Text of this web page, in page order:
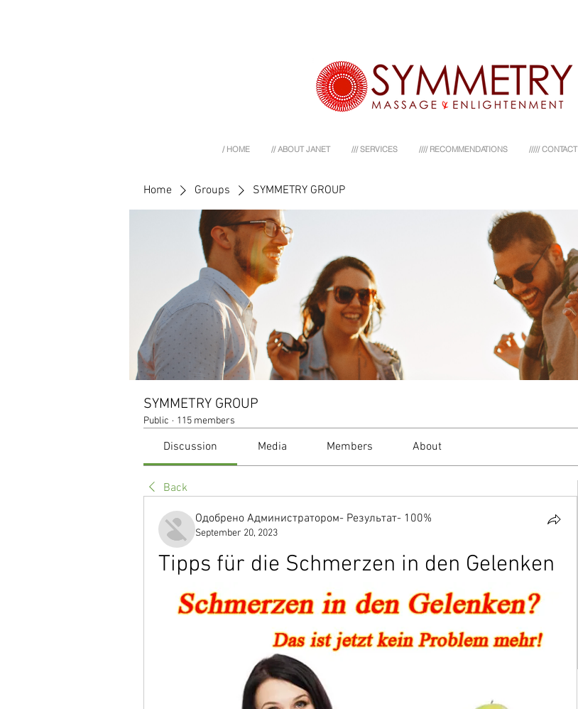
/ HOME // ABOUT JANET /// SERVICES //// RECOMMENDATIONS ///// CONTACT
Home Groups SYMMETRY GROUP
SYMMETRY GROUP
Public · 115 members
Discussion Media Members About
Back
Одобрено Администратором- Результат- 100%
September 20, 2023
Tipps für die Schmerzen in den Gelenken